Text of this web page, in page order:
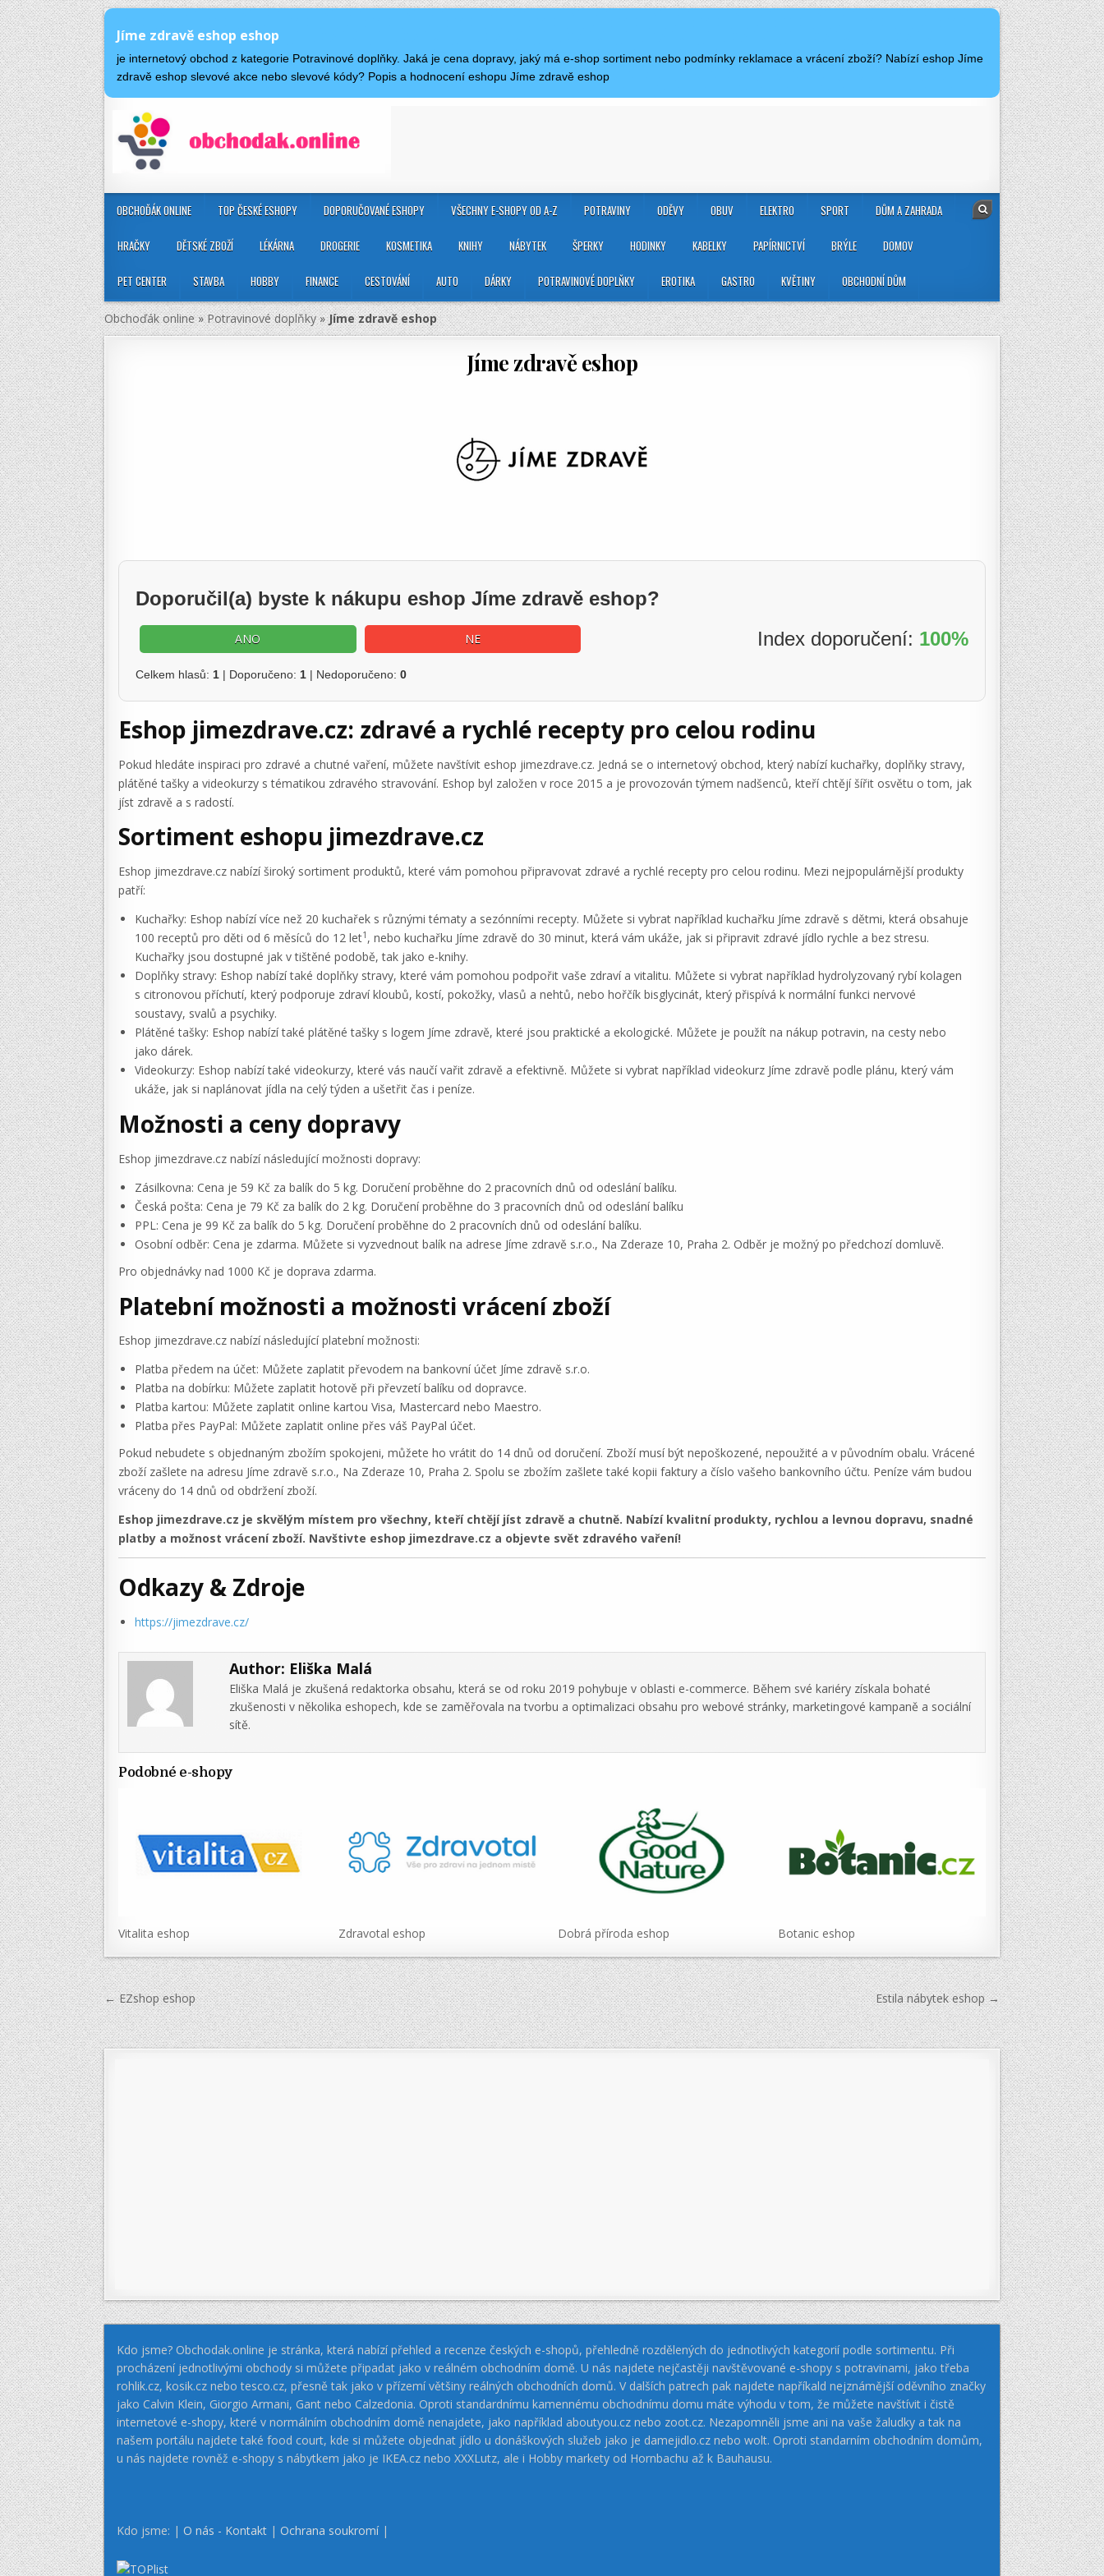
Jíme zdravě eshop eshop
je internetový obchod z kategorie Potravinové doplňky. Jaká je cena dopravy, jaký má e-shop sortiment nebo podmínky reklamace a vrácení zboží? Nabízí eshop Jíme
zdravě eshop slevové akce nebo slevové kódy? Popis a hodnocení eshopu Jíme zdravě eshop
OBCHOĎÁK ONLINE TOP ČESKÉ ESHOPY DOPORUČOVANÉ ESHOPY VŠECHNY E-SHOPY OD A-Z POTRAVINY ODĚVY OBUV ELEKTRO SPORT DŮM A ZAHRADA
HRAČKY DĚTSKÉ ZBOŽÍ LÉKÁRNA DROGERIE KOSMETIKA KNIHY NÁBYTEK ŠPERKY HODINKY KABELKY PAPÍRNICTVÍ BRÝLE DOMOV
PET CENTER STAVBA HOBBY FINANCE CESTOVÁNÍ AUTO DÁRKY POTRAVINOVÉ DOPLŇKY EROTIKA GASTRO KVĚTINY OBCHODNÍ DŮM
Obchoďák online»Potravinové doplňky»Jíme zdravě eshop
Jíme zdravě eshop
Doporučil(a) byste k nákupu eshop Jíme zdravě eshop?
ANO NE Index doporučení: 100%
Celkem hlasů: 1 | Doporučeno: 1 | Nedoporučeno: 0
Eshop jimezdrave.cz: zdravé a rychlé recepty pro celou rodinu
Pokud hledáte inspiraci pro zdravé a chutné vaření, můžete navštívit eshop jimezdrave.cz. Jedná se o internetový obchod, který nabízí kuchařky, doplňky stravy,
plátěné tašky a videokurzy s tématikou zdravého stravování. Eshop byl založen v roce 2015 a je provozován týmem nadšenců, kteří chtějí šířit osvětu o tom, jak
jíst zdravě a s radostí.
Sortiment eshopu jimezdrave.cz
Eshop jimezdrave.cz nabízí široký sortiment produktů, které vám pomohou připravovat zdravé a rychlé recepty pro celou rodinu. Mezi nejpopulárnější produkty
patří:
Kuchařky: Eshop nabízí více než 20 kuchařek s různými tématy a sezónními recepty. Můžete si vybrat například kuchařku Jíme zdravě s dětmi, která obsahuje
100 receptů pro děti od 6 měsíců do 12 let1 , nebo kuchařku Jíme zdravě do 30 minut, která vám ukáže, jak si připravit zdravé jídlo rychle a bez stresu.
Kuchařky jsou dostupné jak v tištěné podobě, tak jako e-knihy.
Doplňky stravy: Eshop nabízí také doplňky stravy, které vám pomohou podpořit vaše zdraví a vitalitu. Můžete si vybrat například hydrolyzovaný rybí kolagen
s citronovou příchutí, který podporuje zdraví kloubů, kostí, pokožky, vlasů a nehtů, nebo hořčík bisglycinát, který přispívá k normální funkci nervové
soustavy, svalů a psychiky.
Plátěné tašky: Eshop nabízí také plátěné tašky s logem Jíme zdravě, které jsou praktické a ekologické. Můžete je použít na nákup potravin, na cesty nebo
jako dárek.
Videokurzy: Eshop nabízí také videokurzy, které vás naučí vařit zdravě a efektivně. Můžete si vybrat například videokurz Jíme zdravě podle plánu, který vám
ukáže, jak si naplánovat jídla na celý týden a ušetřit čas i peníze.
Možnosti a ceny dopravy
Eshop jimezdrave.cz nabízí následující možnosti dopravy:
Zásilkovna: Cena je 59 Kč za balík do 5 kg. Doručení proběhne do 2 pracovních dnů od odeslání balíku.
Česká pošta: Cena je 79 Kč za balík do 2 kg. Doručení proběhne do 3 pracovních dnů od odeslání balíku
PPL: Cena je 99 Kč za balík do 5 kg. Doručení proběhne do 2 pracovních dnů od odeslání balíku.
Osobní odběr: Cena je zdarma. Můžete si vyzvednout balík na adrese Jíme zdravě s.r.o., Na Zderaze 10, Praha 2. Odběr je možný po předchozí domluvě.
Pro objednávky nad 1000 Kč je doprava zdarma.
Platební možnosti a možnosti vrácení zboží
Eshop jimezdrave.cz nabízí následující platební možnosti:
Platba předem na účet: Můžete zaplatit převodem na bankovní účet Jíme zdravě s.r.o.
Platba na dobírku: Můžete zaplatit hotově při převzetí balíku od dopravce.
Platba kartou: Můžete zaplatit online kartou Visa, Mastercard nebo Maestro.
Platba přes PayPal: Můžete zaplatit online přes váš PayPal účet.
Pokud nebudete s objednaným zbožím spokojeni, můžete ho vrátit do 14 dnů od doručení. Zboží musí být nepoškozené, nepoužité a v původním obalu. Vrácené
zboží zašlete na adresu Jíme zdravě s.r.o., Na Zderaze 10, Praha 2. Spolu se zbožím zašlete také kopii faktury a číslo vašeho bankovního účtu. Peníze vám budou
vráceny do 14 dnů od obdržení zboží.
Eshop jimezdrave.cz je skvělým místem pro všechny, kteří chtějí jíst zdravě a chutně. Nabízí kvalitní produkty, rychlou a levnou dopravu, snadné
platby a možnost vrácení zboží. Navštivte eshop jimezdrave.cz a objevte svět zdravého vaření!
Odkazy & Zdroje
https://jimezdrave.cz/
Author: Eliška Malá
Eliška Malá je zkušená redaktorka obsahu, která se od roku 2019 pohybuje v oblasti e-commerce. Během své kariéry získala bohaté
zkušenosti v několika eshopech, kde se zaměřovala na tvorbu a optimalizaci obsahu pro webové stránky, marketingové kampaně a sociální
sítě.
Podobné e-shopy
Vitalita eshop Zdravotal eshop Dobrá příroda eshop Botanic eshop
Navigace
pro
příspěvek
← EZshop eshop Estila nábytek eshop →
Kdo jsme? Obchodak.online je stránka, která nabízí přehled a recenze českých e-shopů, přehledně rozdělených do jednotlivých kategorií podle sortimentu. Při
procházení jednotlivými obchody si můžete připadat jako v reálném obchodním domě. U nás najdete nejčastěji navštěvované e-shopy s potravinami, jako třeba
rohlik.cz, kosik.cz nebo tesco.cz, přesně tak jako v přízemí většiny reálných obchodních domů. V dalších patrech pak najdete napříkald nejznámější oděvního značky
jako Calvin Klein, Giorgio Armani, Gant nebo Calzedonia. Oproti standardnímu kamennému obchodnímu domu máte výhodu v tom, že můžete navštívit i čistě
internetové e-shopy, které v normálním obchodním domě nenajdete, jako například aboutyou.cz nebo zoot.cz. Nezapomněli jsme ani na vaše žaludky a tak na
našem portálu najdete také food court, kde si můžete objednat jídlo u donáškových služeb jako je damejidlo.cz nebo wolt. Oproti standarním obchodním domům,
u nás najdete rovněž e-shopy s nábytkem jako je IKEA.cz nebo XXXLutz, ale i Hobby markety od Hornbachu až k Bauhausu.
Kdo jsme: | O nás - Kontakt | Ochrana soukromí|